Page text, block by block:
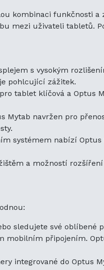
Ať už zvládáte
Optus Mytab hravě
Zůstaňte připojeni
Ať už jde o videohovory
Optus Mytab nabízí
dostupná bez
svůj zážitek s Optus
Mytab již nabízí
potřebovat
na nejlepší
Mytab. Perfektně
konzistentní výkon.
následujícími
a SBC791.
kombinaci funkčnosti
mezi uživateli tabletů.
s vysokým
pohlcující zážitek.
tablet klíčová a Optus
Mytab navržen pro
systémem nabízí
a možností
sledujete své oblíbené
mobilním připojením.
integrované do Optus